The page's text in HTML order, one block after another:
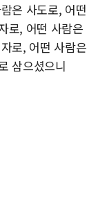
은 사도로, 어떤
로, 어떤 사람은
로, 어떤 사람은
삼으셨으니